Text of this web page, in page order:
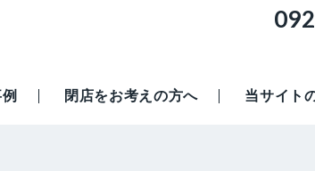
閉店をお考えの方へ 当サイト